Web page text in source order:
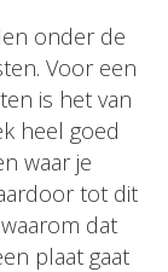
onder de
Voor een
is het van
heel goed
waar je
tot dit
dat
plaat gaat